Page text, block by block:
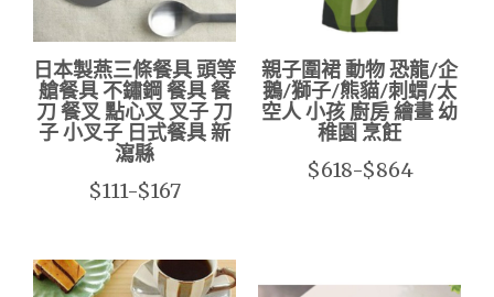
日本製燕三條餐具 頭等
艙餐具 不鏽鋼 餐具 餐
刀 餐叉 點心叉 叉子 刀
子 小叉子 日式餐具 新
瀉縣
$111-$167
親子圍裙 動物 恐龍/企
鵝/獅子/熊貓/刺蝟/太
空人 小孩 廚房 繪畫 幼
稚園 烹飪
$618-$864